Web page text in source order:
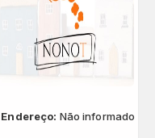
Endereço: Não informado